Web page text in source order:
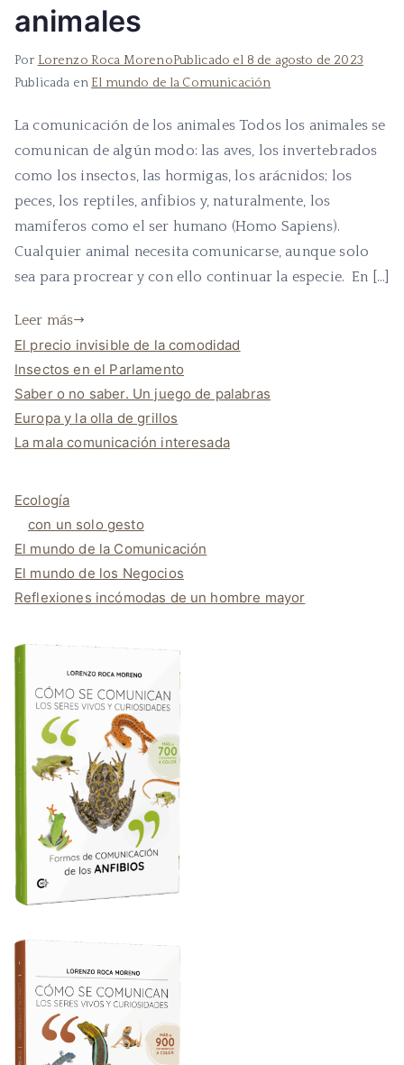
animales
Por Lorenzo Roca MorenoPublicado el 8 de agosto de 2023
Publicada en El mundo de la Comunicación
La comunicación de los animales Todos los animales se
comunican de algún modo: las aves, los invertebrados
como los insectos, las hormigas, los arácnidos; los
peces, los reptiles, anfibios y, naturalmente, los
mamíferos como el ser humano (Homo Sapiens).
Cualquier animal necesita comunicarse, aunque solo
sea para procrear y con ello continuar la especie. En […]
Leer más
El precio invisible de la comodidad
Insectos en el Parlamento
Saber o no saber. Un juego de palabras
Europa y la olla de grillos
La mala comunicación interesada
Ecología
con un solo gesto
El mundo de la Comunicación
El mundo de los Negocios
Reflexiones incómodas de un hombre mayor